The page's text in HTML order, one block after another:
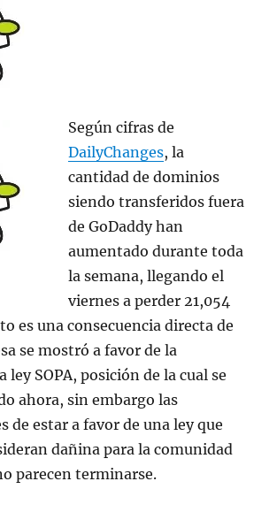
Según cifras de
DailyChanges, la
cantidad de dominios
siendo transferidos fuera
de GoDaddy han
aumentado durante toda
la semana, llegando el
viernes a perder 21,054
es una consecuencia directa de
se mostró a favor de la
SOPA, posición de la cual se
ahora, sin embargo las
de estar a favor de una ley que
dañina para la comunidad
parecen terminarse.